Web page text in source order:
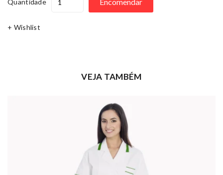
Quantidade
+ Wishlist
VEJA TAMBÉM